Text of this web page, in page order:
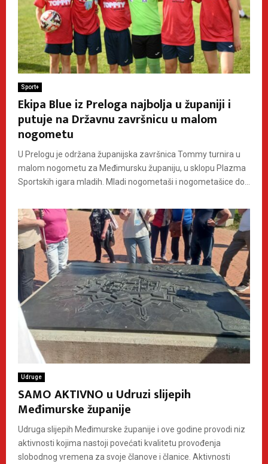
Sport+
Ekipa Blue iz Preloga najbolja u županiji i
putuje na Državnu završnicu u malom
nogometu
U Prelogu je održana županijska završnica Tommy turnira u
malom nogometu za Međimursku županiju, u sklopu Plazma
Sportskih igara mladih. Mladi nogometaši i nogometašice do...
Udruge
SAMO AKTIVNO u Udruzi slijepih
Međimurske županije
Udruga slijepih Međimurske županije i ove godine provodi niz
aktivnosti kojima nastoji povećati kvalitetu provođenja
slobodnog vremena za svoje članove i članice. Aktivnosti